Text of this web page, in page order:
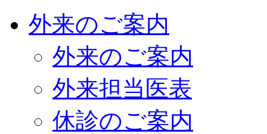
外来のご案内
外来のご案内
外来担当医表
休診のご案内